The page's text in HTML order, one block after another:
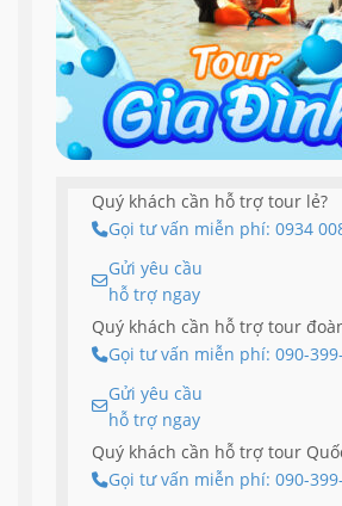
Quý khách cần hỗ trợ tour lẻ?
Gọi tư vấn miễn phí: 0934
Gửi yêu cầu
hỗ trợ ngay
Quý khách cần hỗ trợ tour
Gọi tư vấn miễn phí: 090-
Gửi yêu cầu
hỗ trợ ngay
Quý khách cần hỗ trợ tour
Gọi tư vấn miễn phí: 090-